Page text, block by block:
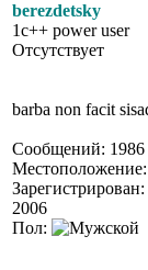
berezdetsky
1c++ power user
Отсутствует
barba non facit
Сообщений: 1986
2006
Пол: